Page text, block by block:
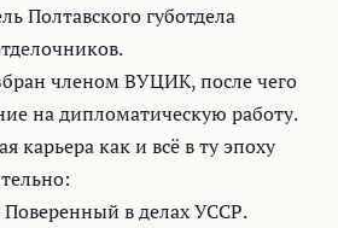
Полтавского губотдела
членом ВУЦИК, после чего
на дипломатическую работу.
карьера как и всё в ту эпоху
Поверенный в делах УССР.